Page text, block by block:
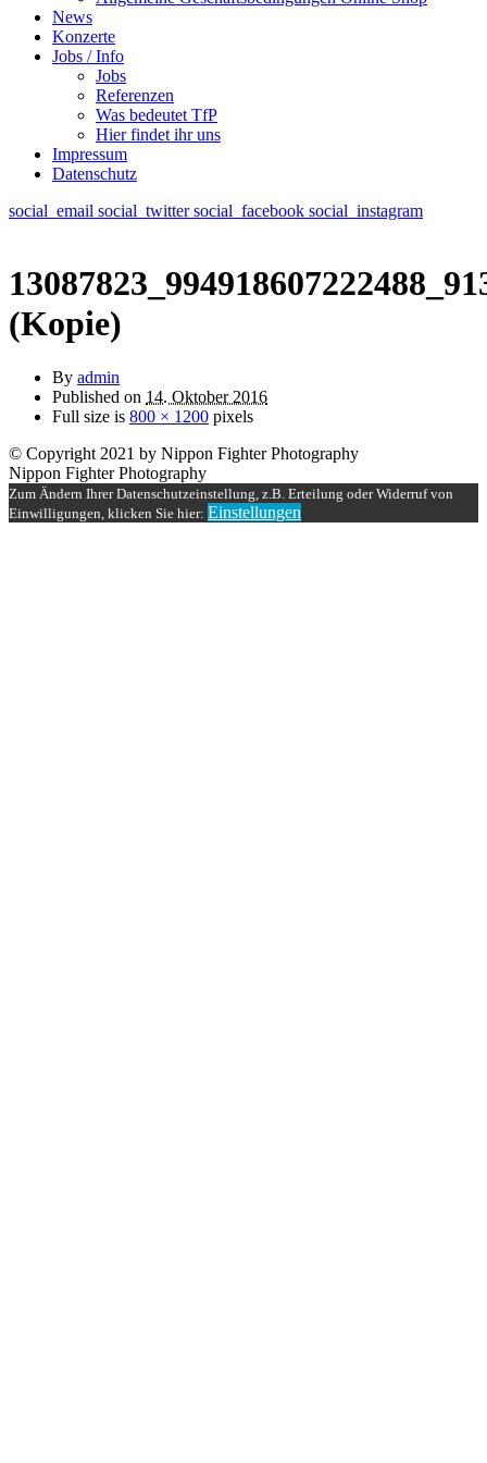
News
Konzerte
Jobs / Info
Jobs
Referenzen
Was bedeutet TfP
Hier findet ihr uns
Impressum
Datenschutz
social_email social_twittersocial_facebook social_instagram
(Kopie)
By admin
Published on 14. Oktober 2016
Full size is 800 × 1200 pixels
© Copyright 2021 by Nippon Fighter Photography
Nippon Fighter Photography
Zum Ändern Ihrer Datenschutzeinstellung, z.B. Erteilung oder Widerruf von
Einwilligungen, klicken Sie hier: Einstellungen